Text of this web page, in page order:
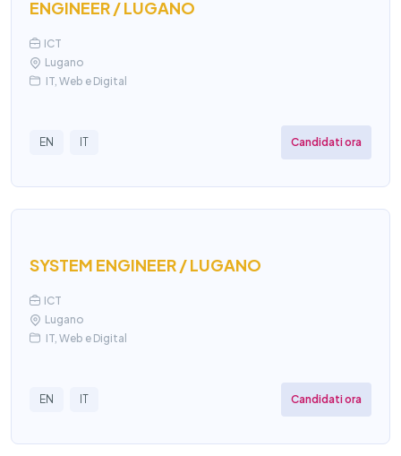
ENGINEER / LUGANO
ICT
Lugano
IT, Web e Digital
EN IT Candidati ora
SYSTEM ENGINEER / LUGANO
ICT
Lugano
IT, Web e Digital
EN IT Candidati ora